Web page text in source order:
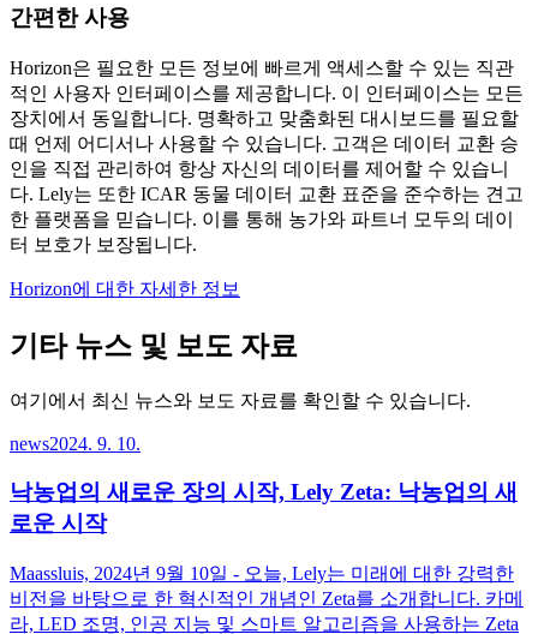
간편한 사용
Horizon은 필요한 모든 정보에 빠르게 액세스할 수 있는 직관
적인 사용자 인터페이스를 제공합니다. 이 인터페이스는 모든
장치에서 동일합니다. 명확하고 맞춤화된 대시보드를 필요할
때 언제 어디서나 사용할 수 있습니다. 고객은 데이터 교환 승
인을 직접 관리하여 항상 자신의 데이터를 제어할 수 있습니
다. Lely는 또한 ICAR 동물 데이터 교환 표준을 준수하는 견고
한 플랫폼을 믿습니다. 이를 통해 농가와 파트너 모두의 데이
터 보호가 보장됩니다.
Horizon에 대한 자세한 정보
기타 뉴스 및 보도 자료
여기에서 최신 뉴스와 보도 자료를 확인할 수 있습니다.
news2024. 9. 10.
낙농업의 새로운 장의 시작, Lely Zeta: 낙농업의 새
로운 시작
Maassluis, 2024년 9월 10일 - 오늘, Lely는 미래에 대한 강력한
비전을 바탕으로 한 혁신적인 개념인 Zeta를 소개합니다. 카메
라, LED 조명, 인공 지능 및 스마트 알고리즘을 사용하는 Zeta